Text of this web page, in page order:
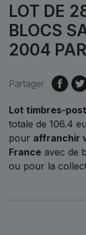
LOT DE
BLOCS
2004
Partager
Lot timbres-
totale de 106.4
pour affranchir
France avec de
ou pour la